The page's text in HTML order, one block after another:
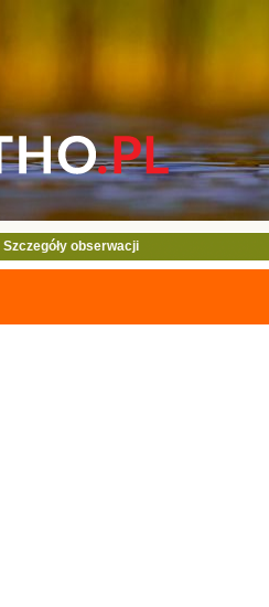
Szczegóły obserwacji